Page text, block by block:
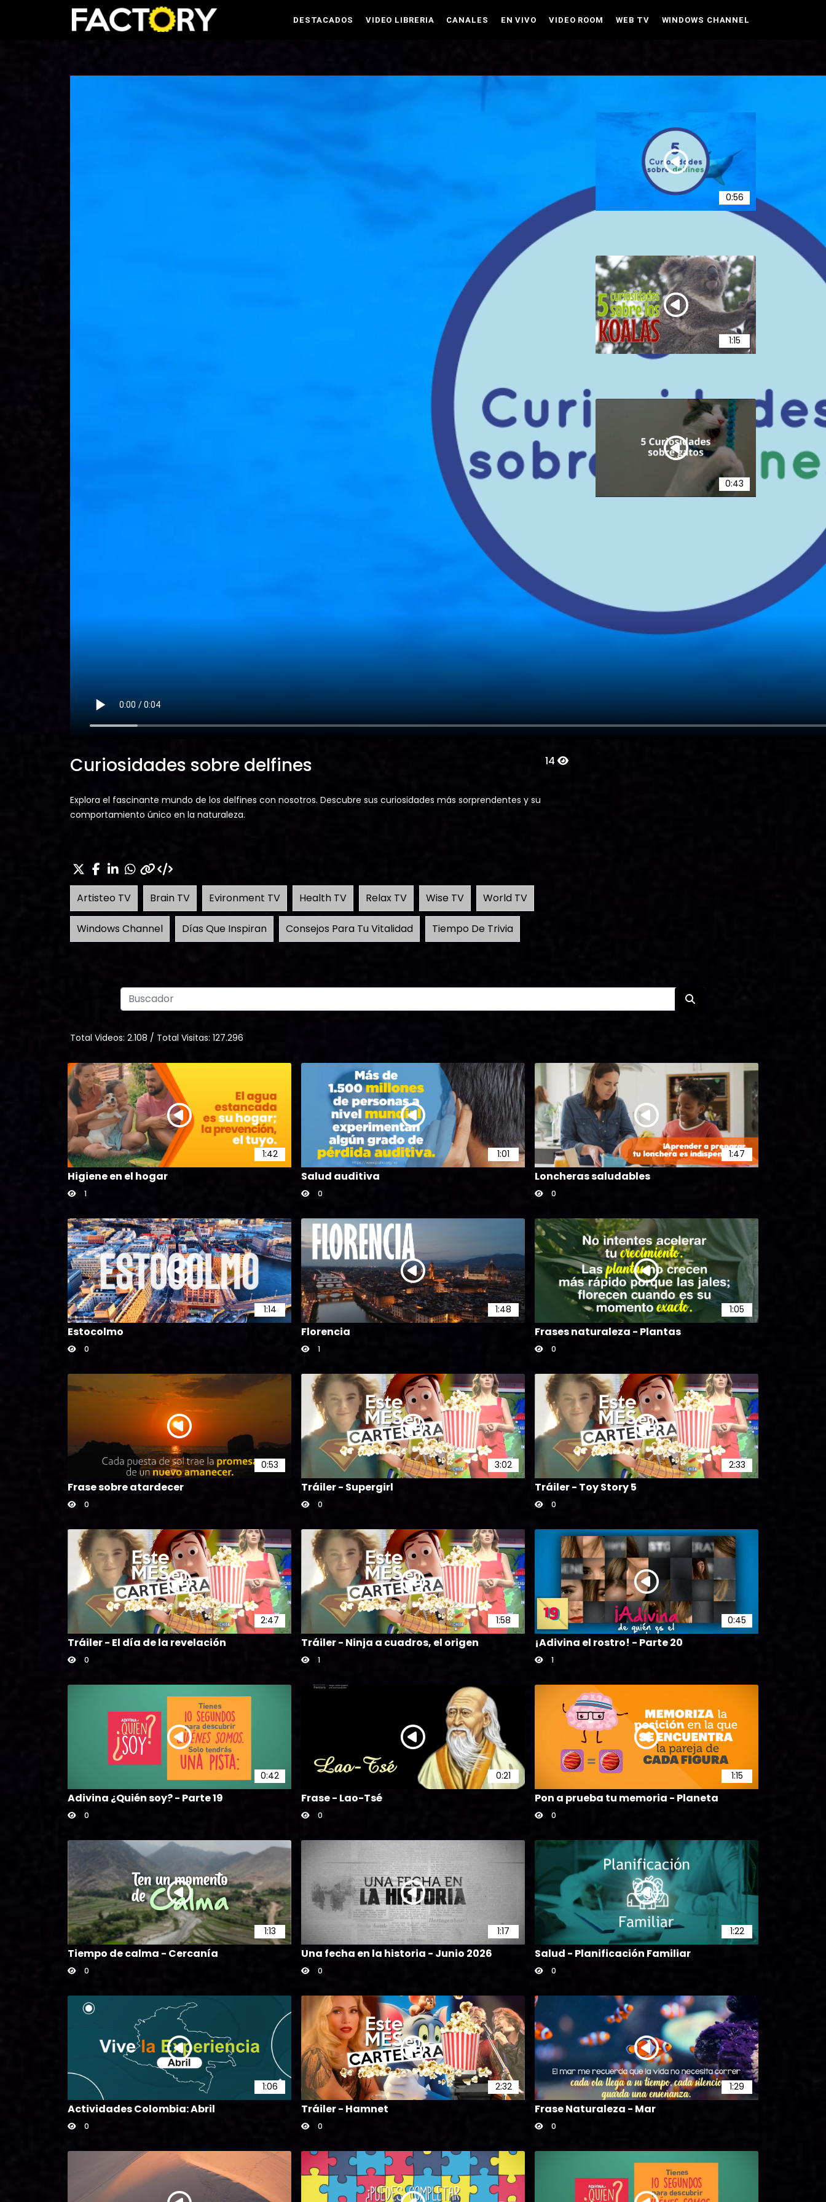
DESTACADOS VIDEO LIBRERIA CANALES EN VIVO VIDEO ROOM WEB TV WINDOWS CHANNEL
Curiosidades sobre delfines 14
Explora el fascinante mundo de los delfines con nosotros. Descubre sus curiosidades más sorprendentes y su
comportamiento único en la naturaleza.
Artisteo TV Brain TV Evironment TV Health TV Relax TV Wise TV World TV
Windows Channel Días Que Inspiran Consejos Para Tu Vitalidad Tiempo De Trivia
0:56
Curiosidades sobre delfines
1:15
Curiosidades Sobre los Koalas
0:43
1:32
1:59
Día Mundial de las ballenas
50
Total Videos: 2.108 / Total Visitas: 127.296
1:42
Higiene en el hogar
1
1:01
Salud auditiva
0
1:47
Loncheras saludables
0
1:14
Estocolmo
0
1:48
Florencia
1
1:05
Frases naturaleza - Plantas
0
0:53
Frase sobre atardecer
0
3:02
Tráiler - Supergirl
0
2:33
Tráiler - Toy Story 5
0
2:47
Tráiler - El día de la revelación
0
1:58
Tráiler - Ninja a cuadros, el origen
1
0:45
¡Adivina el rostro! - Parte 20
1
0:42
Adivina ¿Quién soy? - Parte 19
0
0:21
Frase - Lao-Tsé
0
1:15
Pon a prueba tu memoria - Planeta
0
1:13
Tiempo de calma - Cercanía
0
1:17
Una fecha en la historia - Junio 2026
0
1:22
Salud - Planificación Familiar
0
1:06
Actividades Colombia: Abril
0
2:32
Tráiler - Hamnet
0
1:29
Frase Naturaleza - Mar
0